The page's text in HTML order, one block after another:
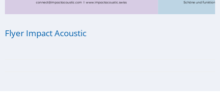
Flyer Impact Acoustic